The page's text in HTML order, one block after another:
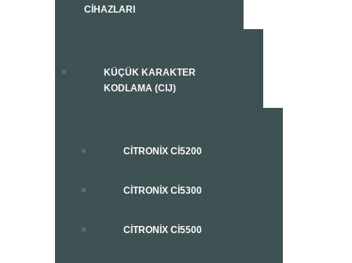
CIHAZLARI
KÜÇÜK KARAKTER
KODLAMA (CIJ)
CITRONIX CI5200
CITRONIX CI5300
CITRONIX CI5500